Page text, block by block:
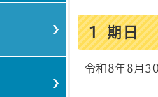
1 期日
令和8年8月